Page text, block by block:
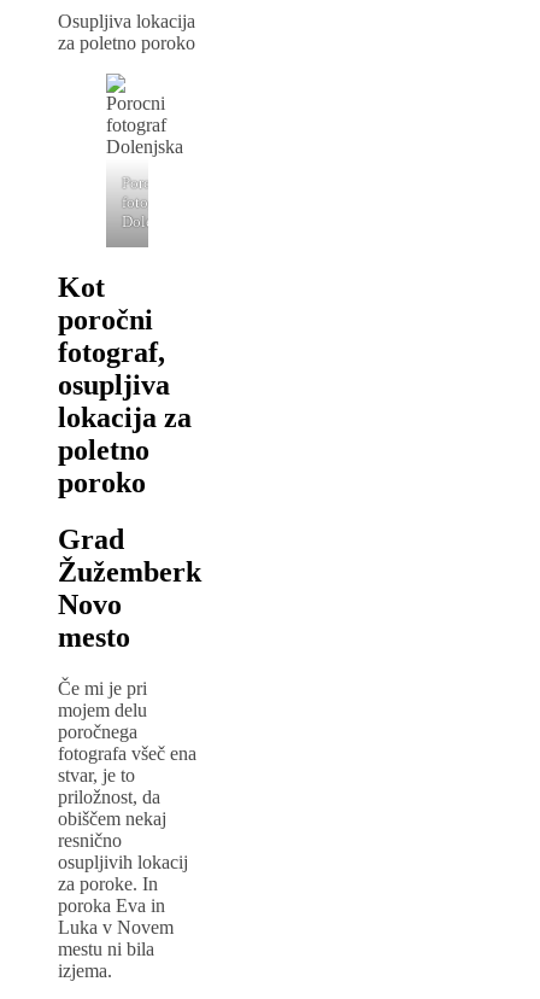
Osupljiva lokacija
za poletno poroko
Porocni
fotograf
Dolenjska
Kot
poročni
fotograf,
osupljiva
lokacija za
poletno
poroko
Grad
Žužemberk
Novo
mesto
Če mi je pri
mojem delu
poročnega
fotografa všeč ena
stvar, je to
priložnost, da
obiščem nekaj
resnično
osupljivih lokacij
za poroke. In
poroka Eva in
Luka v Novem
mestu ni bila
izjema.